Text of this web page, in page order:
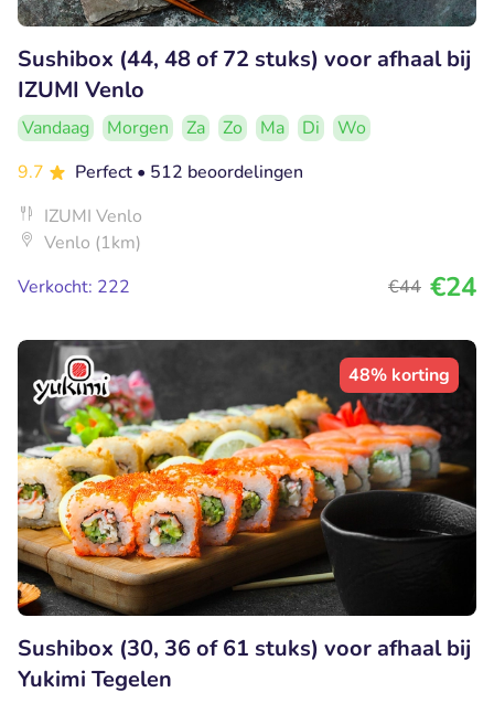
Sushibox (44, 48 of 72 stuks) voor afhaal bij
IZUMI Venlo
Vandaag Morgen Za Zo Ma Di
Wo
9.7
Perfect • 512 beoordelingen
IZUMI Venlo
Venlo (1km)
Verkocht: 222
€44 €24
48% korting
Sushibox (30, 36 of 61 stuks) voor afhaal bij
Yukimi Tegelen